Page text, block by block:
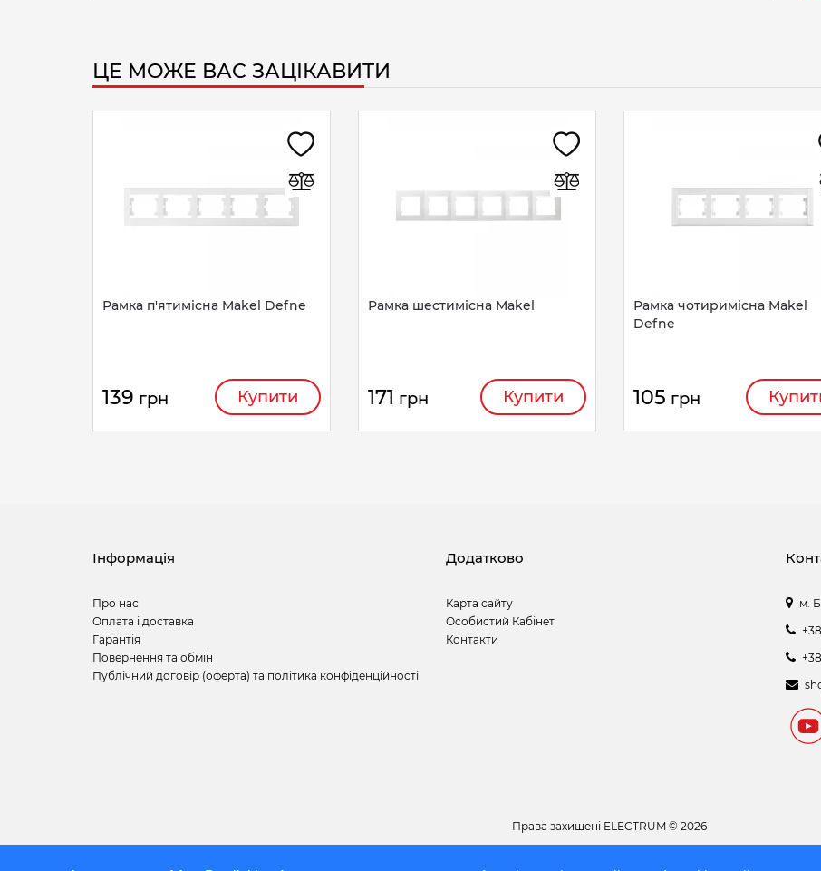
ЦЕ МОЖЕ ВАС ЗАЦІКАВИТИ
Рамка п'ятимісна Makel Defne
139 грн Купити
Рамка шестимісна Makel
171 грн Купити
Рамка чотиримісна Makel
Defne
105 грн
Інформація
Про нас
Оплата і доставка
Гарантія
Повернення та обмін
Публічний договір (оферта) та політика конфіденційності
Додатково
Карта сайту
Особистий Кабінет
Контакти
м.
Права захищеніELECTRUM © 2026